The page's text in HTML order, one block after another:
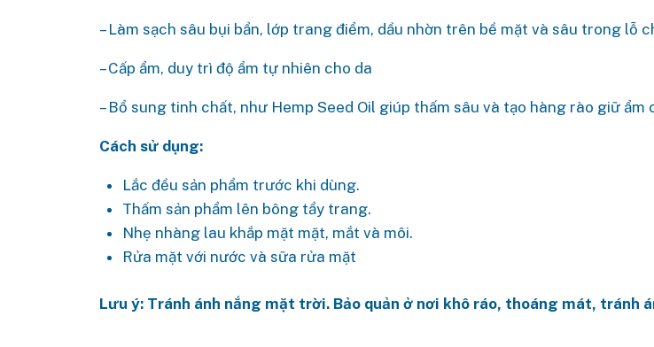
– Làm sạch sâu bụi bẩn, lớp trang điểm, dầu nhờn trên bề mặt và sâu trong
– Cấp ẩm, duy trì độ ẩm tự nhiên cho da
– Bổ sung tinh chất, như Hemp Seed Oil giúp thấm sâu và tạo hàng rào giữ ẩm
Cách sử dụng:
Lắc đều sản phẩm trước khi dùng.
Thấm sản phẩm lên bông tẩy trang.
Nhẹ nhàng lau khắp mặt mặt, mắt và môi.
Rửa mặt với nước và sữa rửa mặt
Lưu ý: Tránh ánh nắng mặt trời. Bảo quản ở nơi khô ráo, thoáng mát, tránh